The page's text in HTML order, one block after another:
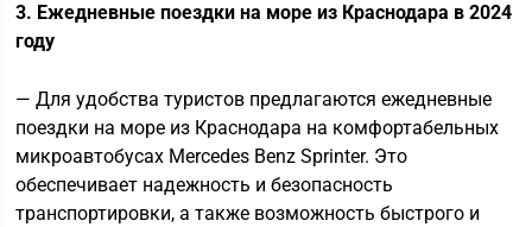
3. Ежедневные поездки на море из Краснодара в 2024
году
— Для удобства туристов предлагаются ежедневные
поездки на море из Краснодара на комфортабельных
микроавтобусах Mercedes Benz Sprinter. Это
обеспечивает надежность и безопасность
транспортировки, а также возможность быстрого и